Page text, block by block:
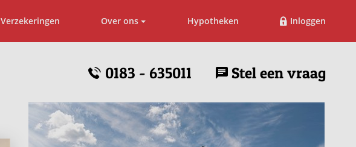
Verzekeringen Over ons Hypotheken Inloggen
0183 - 635011 Stel een vraag